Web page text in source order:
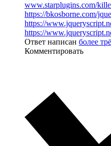
www.starplugins.com/
https://bkosborne.com/
https://
https://
Ответ написан более
Комментировать